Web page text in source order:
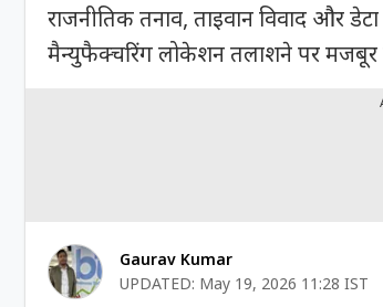
राजनीतिक तनाव, ताइवान विवाद और
मैन्युफैक्चरिंग लोकेशन तलाशने पर मजबूर
Gaurav Kumar
UPDATED: May 19, 2026 11:28 IST